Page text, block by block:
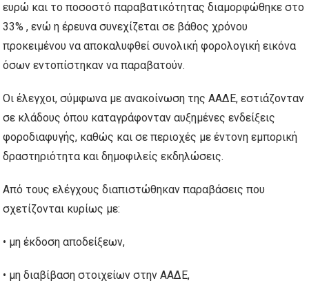
ευρώ και το ποσοστό παραβατικότητας διαμορφώθηκε στο
33% , ενώ η έρευνα συνεχίζεται σε βάθος χρόνου
προκειμένου να αποκαλυφθεί συνολική φορολογική εικόνα
όσων εντοπίστηκαν να παραβατούν.
Οι έλεγχοι, σύμφωνα με ανακοίνωση της ΑΑΔΕ, εστιάζονταν
σε κλάδους όπου καταγράφονταν αυξημένες ενδείξεις
φοροδιαφυγής, καθώς και σε περιοχές με έντονη εμπορική
δραστηριότητα και δημοφιλείς εκδηλώσεις.
Από τους ελέγχους διαπιστώθηκαν παραβάσεις που
σχετίζονται κυρίως με:
• μη έκδοση αποδείξεων,
• μη διαβίβαση στοιχείων στην ΑΑΔΕ,